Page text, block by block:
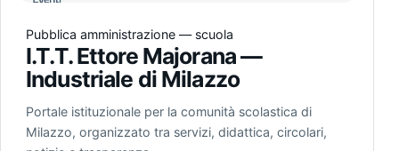
Pubblica amministrazione — scuola
I.T.T. Ettore Majorana —
Industriale di Milazzo
Portale istituzionale per la comunità scolastica di
Milazzo, organizzato tra servizi, didattica, circolari,